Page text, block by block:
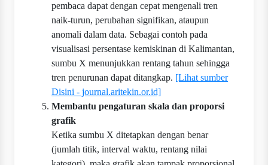
pembaca dapat dengan cepat mengenali tren
naik-turun, perubahan signifikan, ataupun
anomali dalam data. Sebagai contoh pada
visualisasi persentase kemiskinan di Kalimantan,
sumbu X menunjukkan rentang tahun sehingga
tren penurunan dapat ditangkap. [Lihat sumber
Disini - journal.aritekin.or.id]
Membantu pengaturan skala dan proporsi
grafik
Ketika sumbu X ditetapkan dengan benar
(jumlah titik, interval waktu, rentang nilai